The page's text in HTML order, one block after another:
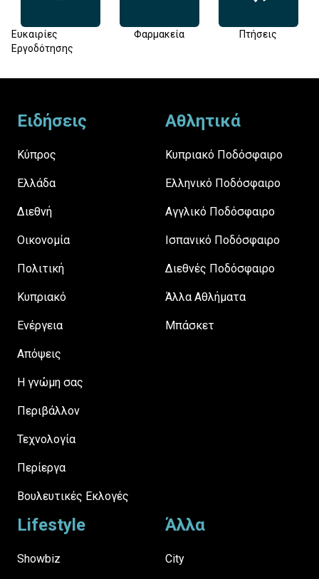
Ευκαιρίες
Εργοδότησης
Φαρμακεία Πτήσεις
Ειδήσεις
Κύπρος
Ελλάδα
Διεθνή
Οικονομία
Πολιτική
Κυπριακό
Ενέργεια
Απόψεις
H γνώμη σας
Περιβάλλον
Τεχνολογία
Περίεργα
Βουλευτικές Εκλογές
Αθλητικά
Κυπριακό Ποδόσφαιρο
Ελληνικό Ποδόσφαιρο
Αγγλικό Ποδόσφαιρο
Ισπανικό Ποδόσφαιρο
Διεθνές Ποδόσφαιρο
Άλλα Αθλήματα
Μπάσκετ
Lifestyle
Showbiz
Άλλα
City